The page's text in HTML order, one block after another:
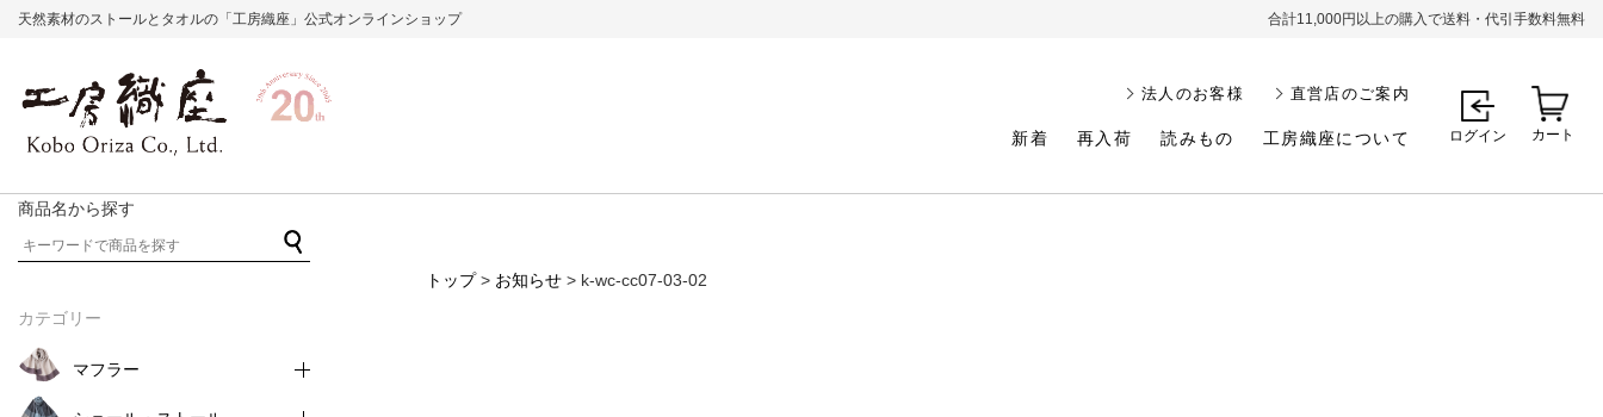
天然素材のストールとタオルの「工房織座」公式オンラインショップ 合計11,000円以上の購入で送料・代引手数料無料
新着 再入荷 読みもの 工房織座について
法人のお客様 直営店のご案内
ログイン カート
トップ> お知らせ > k-wc-cc07-03-02
商品名から探す
カテゴリー
マフラー